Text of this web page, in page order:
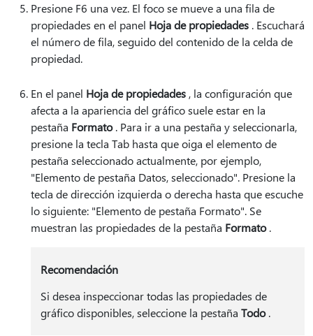
Presione F6 una vez. El foco se mueve a una fila de
propiedades en el panel Hoja de propiedades . Escuchará
el número de fila, seguido del contenido de la celda de
propiedad.
En el panel Hoja de propiedades , la configuración que
afecta a la apariencia del gráfico suele estar en la
pestaña Formato. Para ir a una pestaña y seleccionarla,
presione la tecla Tab hasta que oiga el elemento de
pestaña seleccionado actualmente, por ejemplo,
"Elemento de pestaña Datos, seleccionado". Presione la
tecla de dirección izquierda o derecha hasta que escuche
lo siguiente: "Elemento de pestaña Formato". Se
muestran las propiedades de la pestaña Formato.
Recomendación
Si desea inspeccionar todas las propiedades de
gráfico disponibles, seleccione la pestaña Todo.